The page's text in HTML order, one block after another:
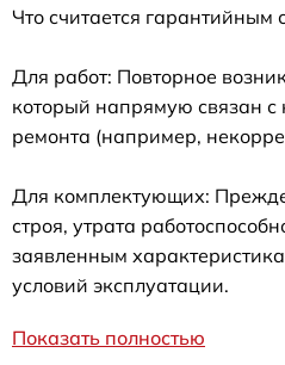
Что считается гарантийным
Для работ: Повторное
который напрямую связан с
ремонта (например,
Для комплектующих:
строя, утрата
заявленным
условий эксплуатации.
Показать полностью